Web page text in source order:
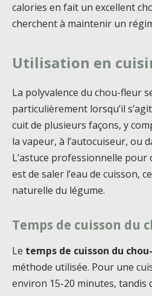
calories en fait un excellent
cherchent à maintenir un
Utilisation en
La polyvalence du chou-fleur
particulièrement lorsqu’il
cuit de plusieurs façons, y
la vapeur, à l’autocuiseur, ou
L’astuce professionnelle
est de saler l’eau de cuisson,
naturelle du légume.
Temps de cuisson du
Le temps de cuisson du
méthode utilisée. Pour une
environ 15-20 minutes, tandis